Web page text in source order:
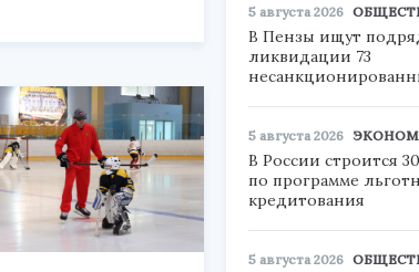
5 августа 2026
В Пензы ищут
ликвидации 73
5 августа 2026
В России строится
по программе
кредитования
5 августа 2026